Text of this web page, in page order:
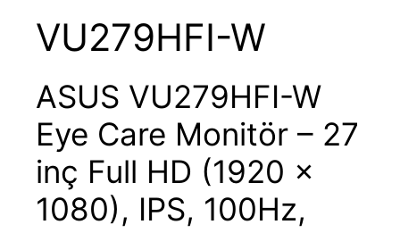
VU279HFI-W
ASUS VU279HFI-W
Eye Care Monitör – 27
inç Full HD (1920 x
1080), IPS, 100Hz,